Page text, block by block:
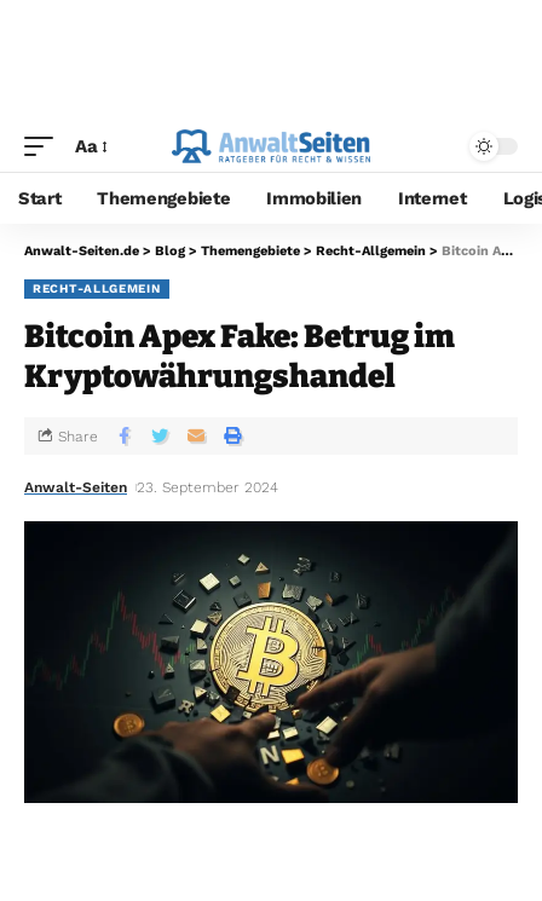
Aa
Start Themengebiete Immobilien Internet
Anwalt-Seiten.de > Blog > Themengebiete > Recht-Allgemein > Bitcoin Apex Fake: Betrug im Kryptowährungshandel
RECHT-ALLGEMEIN
Bitcoin Apex Fake: Betrug im
Kryptowährungshandel
Anwalt-Seiten 23. September 2024
Share